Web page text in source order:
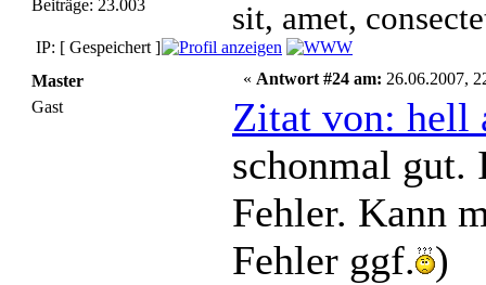
Beiträge: 23.003
sit, amet,
IP: [ Gespeichert ]
Master
Gast
« Antwort #24 am: 26.06.2007,
Zitat von: hell
schonmal gut.
Fehler. Kann
Fehler ggf. )